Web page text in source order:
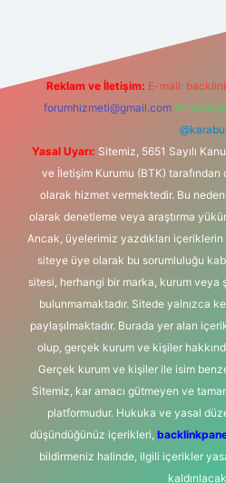
Reklam ve İletişim: E-mail:
forumhizmeti@gmail.com
@karabul
Yasal Uyarı: Sitemiz, 5651 Sayılı
ve İletişim Kurumu (BTK) tarafından
olarak hizmet vermektedir. Bu
olarak denetleme veya araştırma
Ancak, üyelerimiz yazdıkları
siteye üye olarak bu sorumluluğu
sitesi, herhangi bir marka, kurum veya
bulunmamaktadır. Sitede yalnızca
paylaşılmaktadır. Burada yer alan
olup, gerçek kurum ve kişiler
Gerçek kurum ve kişiler ile isim
Sitemiz, kar amacı gütmeyen ve
platformudur. Hukuka ve yasal
düşündüğünüz içerikleri,
bildirmeniz halinde, ilgili içerikler